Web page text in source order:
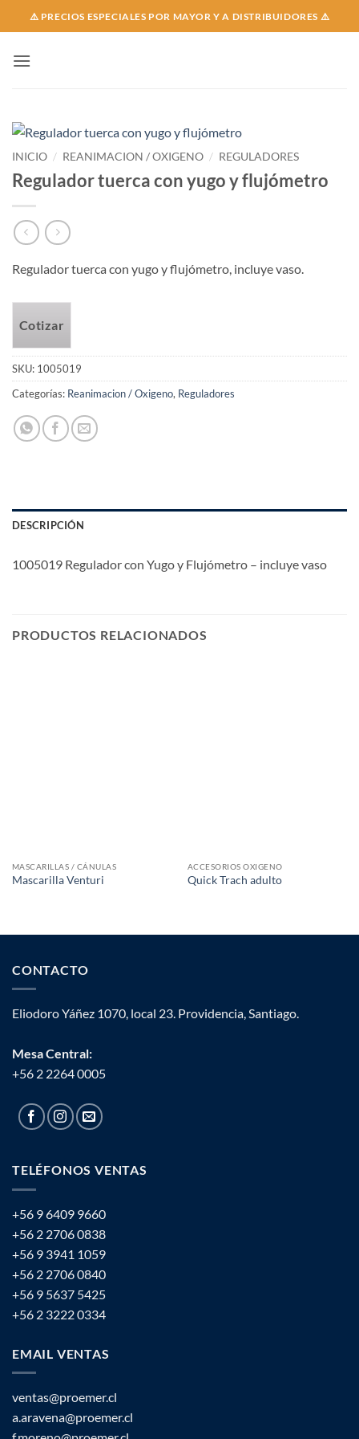
to
⚠️ PRECIOS ESPECIALES POR MAYOR Y A DISTRIBUIDORES ⚠️
INICIO / REANIMACION / OXIGENO / REGULADORES
Regulador tuerca con yugo y flujómetro
Regulador tuerca con yugo y flujómetro, incluye vaso.
Cotizar
SKU: 1005019
Categorías: Reanimacion / Oxigeno, Reguladores
DESCRIPCIÓN
1005019 Regulador con Yugo y Flujómetro – incluye vaso
PRODUCTOS RELACIONADOS
MASCARILLAS / CÁNULAS
Mascarilla Venturi
ACCESORIOS OXIGENO
Quick Trach adulto
CONTACTO
Eliodoro Yáñez 1070, local 23. Providencia, Santiago.
Mesa Central:
+56 2 2264 0005
TELÉFONOS VENTAS
+56 9 6409 9660
+56 2 2706 0838
+56 9 3941 1059
+56 2 2706 0840
+56 9 5637 5425
+56 2 3222 0334
EMAIL VENTAS
ventas@proemer.cl
a.aravena@proemer.cl